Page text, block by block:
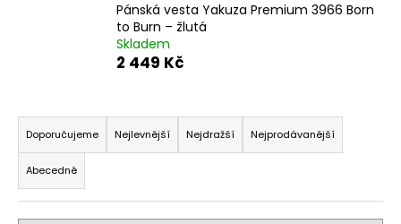
Pánská vesta Yakuza Premium 3966 Born
to Burn – žlutá
Skladem
2 449 Kč
Ř
a
z
e
n
Doporučujeme Nejlevnější Nejdražší Nejprodávanější
Abecedně